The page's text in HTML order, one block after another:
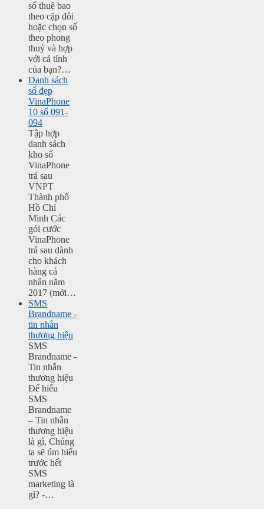
số thuê bao
theo cặp đôi
hoặc chọn số
theo phong
thuỷ và hợp
với cá tính
của bạn?…
Danh sách
số đẹp
VinaPhone
10 số 091-
094
Tập hợp
danh sách
kho số
VinaPhone
trả sau
VNPT
Thành phố
Hồ Chí
Minh Các
gói cước
VinaPhone
trả sau dành
cho khách
hàng cá
nhân năm
2017 (mới…
SMS
Brandname -
tin nhắn
thương hiệu
SMS
Brandname -
Tin nhắn
thương hiệu
Để hiểu
SMS
Brandname
– Tin nhắn
thương hiệu
là gì, Chúng
ta sẽ tìm hiểu
trước hết
SMS
marketing là
gì? -…